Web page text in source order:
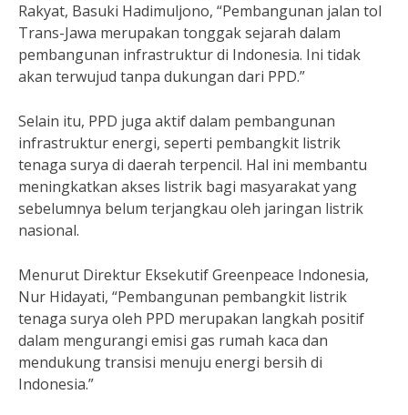
Rakyat, Basuki Hadimuljono, “Pembangunan jalan tol
Trans-Jawa merupakan tonggak sejarah dalam
pembangunan infrastruktur di Indonesia. Ini tidak
akan terwujud tanpa dukungan dari PPD.”
Selain itu, PPD juga aktif dalam pembangunan
infrastruktur energi, seperti pembangkit listrik
tenaga surya di daerah terpencil. Hal ini membantu
meningkatkan akses listrik bagi masyarakat yang
sebelumnya belum terjangkau oleh jaringan listrik
nasional.
Menurut Direktur Eksekutif Greenpeace Indonesia,
Nur Hidayati, “Pembangunan pembangkit listrik
tenaga surya oleh PPD merupakan langkah positif
dalam mengurangi emisi gas rumah kaca dan
mendukung transisi menuju energi bersih di
Indonesia.”